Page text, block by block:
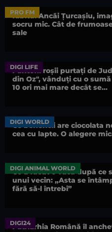
PRO FM
Iubitul Ancăi Țurcașiu,
socru mic. Cât de
sale
DIGI LIFE
Pantofii roșii purtați de
din Oz", vânduți cu o
10 ori mai mare decât se...
DIGI WORLD
Ce beneficii are ciocolata
cea cu lapte. O alegere
DIGI ANIMAL WORLD
Ce a făcut o vacă după ce
unui vecin: „Asta se
fără să-l întrebi”
DIGI24
Patriarhia Română îl